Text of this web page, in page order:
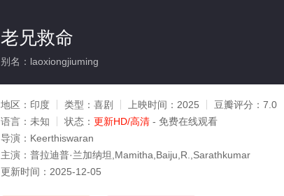
老兄救命
别名：laoxiongjiuming
地区： 印度 类型： 喜剧 上映时间： 2025 豆瓣评分： 7.0
语言： 未知 状态： 更新HD/高清 - 免费在线观看
导演： Keerthiswaran
主演： 普拉迪普·兰加纳坦,Mamitha,Baiju,R.,Sarathkumar
更新时间： 2025-12-05